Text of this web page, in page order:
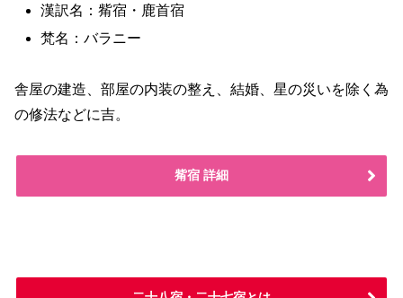
漢訳名：觜宿・鹿首宿
梵名：バラニー
舎屋の建造、部屋の内装の整え、結婚、星の災いを除く為
の修法などに吉。
觜宿 詳細